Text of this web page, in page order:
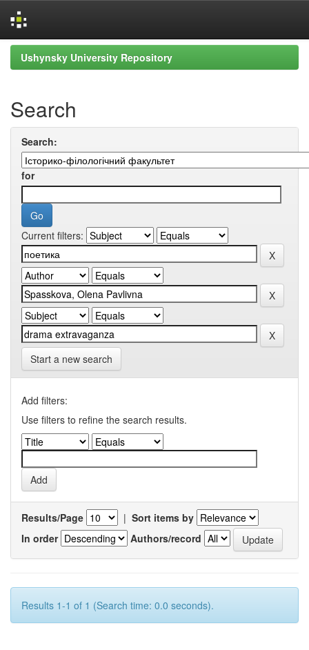
Skip
navigation
Ushynsky University Repository
Search
Search:
for
Current filters:
Start a new search
Add filters:
Use filters to refine the search results.
Results/Page | Sort items by
In order
Authors/record
Results 1-1 of 1 (Search time: 0.0 seconds).